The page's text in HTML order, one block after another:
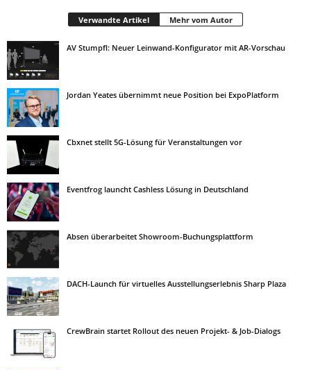
Verwandte Artikel Mehr vom Autor
AV Stumpfl: Neuer Leinwand-Konfigurator mit AR-Vorschau
Jordan Yeates übernimmt neue Position bei ExpoPlatform
Cbxnet stellt 5G-Lösung für Veranstaltungen vor
Eventfrog launcht Cashless Lösung in Deutschland
Absen überarbeitet Showroom-Buchungsplattform
DACH-Launch für virtuelles Ausstellungserlebnis Sharp Plaza
CrewBrain startet Rollout des neuen Projekt- & Job-Dialogs